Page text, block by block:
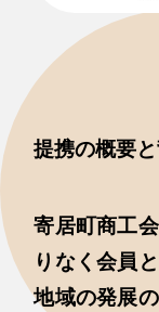
提携の概要
寄居町商工
りなく会員
地域の発展